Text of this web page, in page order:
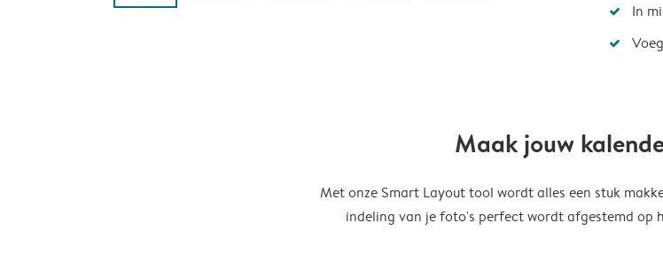
In
Maak jouw
Met onze Smart Layout tool wordt alles een stuk
indeling van je foto's perfect wordt afgestemd op